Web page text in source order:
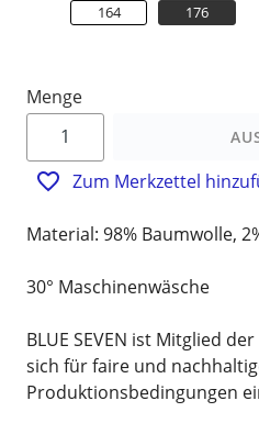
164
176
Menge
Zum Merkzettel
Material: 98% Baumwolle,
30° Maschinenwäsche
BLUE SEVEN ist Mitglied
sich für faire und
Produktionsbedingungen